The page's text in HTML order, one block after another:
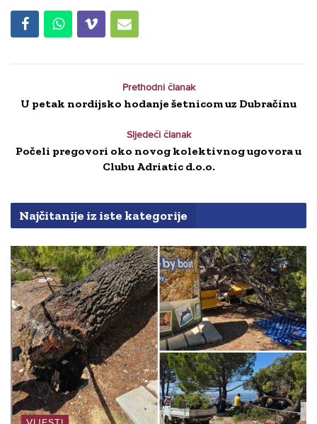
Prethodni članak
U petak nordijsko hodanje šetnicom uz Dubračinu
Sljedeći članak
Počeli pregovori oko novog kolektivnog ugovora u
Clubu Adriatic d.o.o.
Najčitanije iz iste kategorije